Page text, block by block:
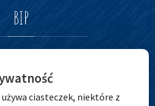
BIP
ciasteczek, niektóre z